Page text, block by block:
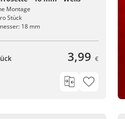
Montage
Stück
18 mm
3,99 €